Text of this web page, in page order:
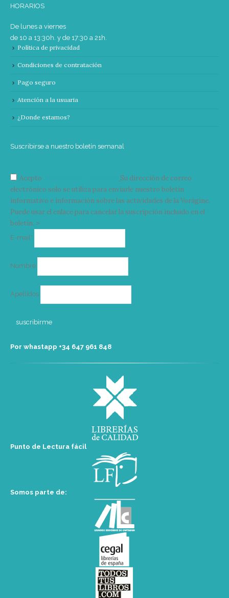
HORARIOS
De lunes a viernes
de 10 a 13:30h. y de 17:30 a 21h.
Política de privacidad
Condiciones de contratación
Pago seguro
Atención a la usuaria
¿Donde estamos?
Suscribirse a nuestro boletín semanal
Acepto
Su dirección de correo
electrónico solo se utiliza para enviarle nuestro boletín
informativo e información sobre las actividades de la Vorágine.
Puede usar el enlace para cancelar la suscripción incluido en el
boletín. >
E-mail*
Nombre
Apellidos
Por whastapp +34 ‭647 961 848‬
Punto de Lectura fácil
Somos parte de: